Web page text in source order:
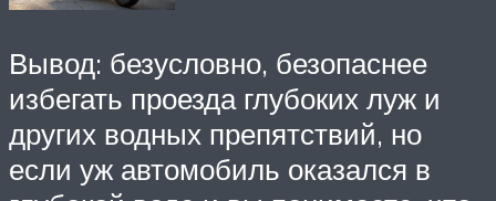
Вывод: безусловно, безопаснее
избегать проезда глубоких луж и
других водных препятствий, но
если уж автомобиль оказался в